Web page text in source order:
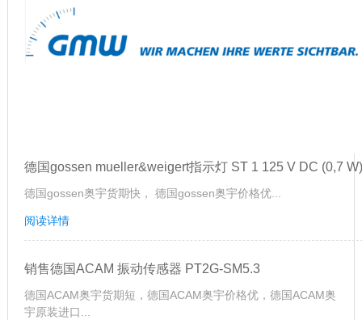
德国gossen mueller&weigert指示灯 ST 1 125 V DC (0,7 W)
德国gossen奥宇货期快， 德国gossen奥宇价格优...
阅读详情
销售德国ACAM 振动传感器 PT2G-SM5.3
德国ACAM奥宇货期短，德国ACAM奥宇价格优，德国ACAM奥
宇原装进口...